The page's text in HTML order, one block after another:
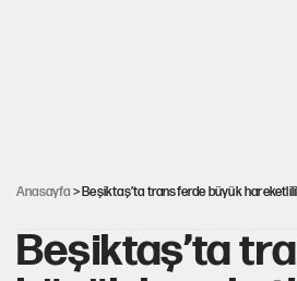
Anasayfa > Beşiktaş’ta transferde büyük
Beşiktaş’ta